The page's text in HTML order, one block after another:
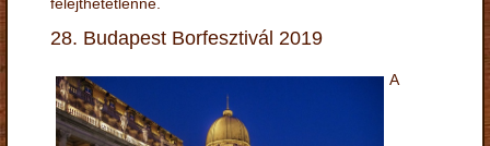
felejthetetlenné.
28. Budapest Borfesztivál 2019
A